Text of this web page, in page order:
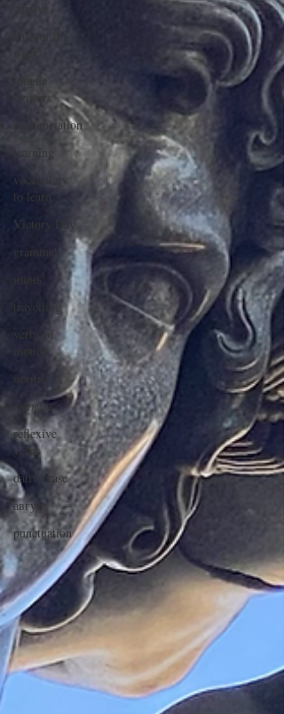
cursive
days of the
tongue
twisters
pronunciation
learning
vocabulary
to learn
Victory Day
grammar
travelling
verbs of
осень
октябрь
reflexive
verbs
dative case
август
punctuation